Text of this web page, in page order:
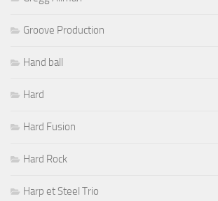
Groove Production
Hand ball
Hard
Hard Fusion
Hard Rock
Harp et Steel Trio